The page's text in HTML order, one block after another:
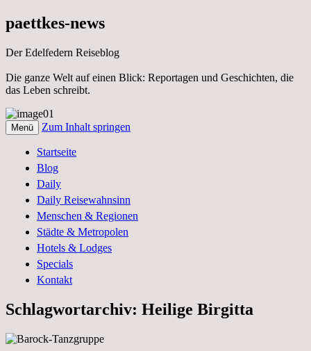
paettkes-news
Der Edelfedern Reiseblog
Die ganze Welt auf einen Blick: Reportagen und Geschichten, die
das Leben schreibt.
Paettkes News
Welt auf einen Blick. Reportagen, Texte
und Geschichten aus dem Leben
Menü Zum Inhalt springen
Startseite
Blog
Daily
Daily Reisewahnsinn
Menschen & Regionen
Städte & Metropolen
Hotels & Lodges
Specials
Kontakt
Schlagwortarchiv: Heilige Birgitta